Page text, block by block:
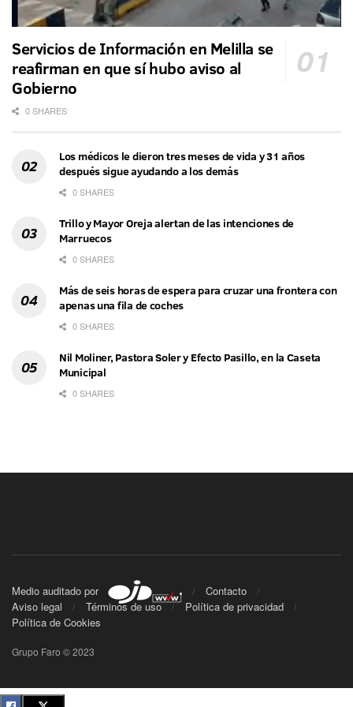
Servicios de Información en Melilla se
reafirman en que sí hubo aviso al
Gobierno
0 SHARES
Los médicos le dieron tres meses de vida y 31 años
después sigue ayudando a los demás
0 SHARES
Trillo y Mayor Oreja alertan de las intenciones de
Marruecos
0 SHARES
Más de seis horas de espera para cruzar una frontera con
apenas una fila de coches
0 SHARES
Nil Moliner, Pastora Soler y Efecto Pasillo, en la Caseta
Municipal
0 SHARES
Medio auditado por
Contacto
Aviso legal
Términos de uso
Política de privacidad
Política de Cookies
Grupo Faro © 2023